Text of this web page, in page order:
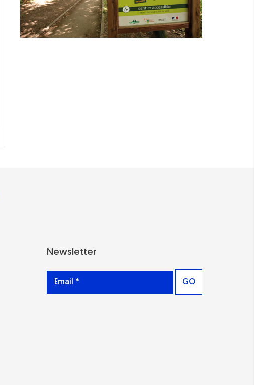
Newsletter
GO